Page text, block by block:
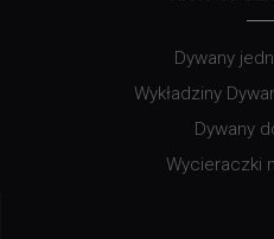
Dywany
Wykładziny
Dywany
Wycieraczki